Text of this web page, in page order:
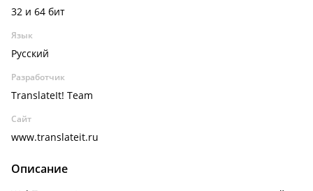
32 и 64 бит
Язык
Русский
Разработчик
TranslateIt! Team
Сайт
www.translateit.ru
Описание